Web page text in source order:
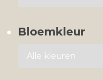
Bloemkleur